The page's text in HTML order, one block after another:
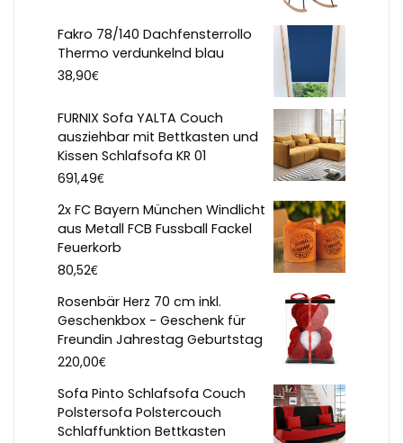
Fakro 78/140 Dachfensterrollo
Thermo verdunkelnd blau
38,90€
FURNIX Sofa YALTA Couch
ausziehbar mit Bettkasten und
Kissen Schlafsofa KR 01
691,49€
2x FC Bayern München Windlicht
aus Metall FCB Fussball Fackel
Feuerkorb
80,52€
Rosenbär Herz 70 cm inkl.
Geschenkbox - Geschenk für
Freundin Jahrestag Geburtstag
220,00€
Sofa Pinto Schlafsofa Couch
Polstersofa Polstercouch
Schlaffunktion Bettkasten